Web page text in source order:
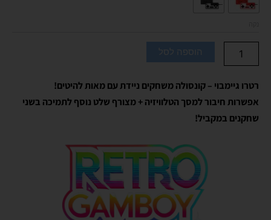
הוספה לסל
רטרו גיימבוי – קונסולה משחקים ניידת עם מאות להיטים!
אפשרות חיבור למסך הטלוויזיה + מצורף שלט נוסף לתמיכה בשני
שחקנים במקביל!